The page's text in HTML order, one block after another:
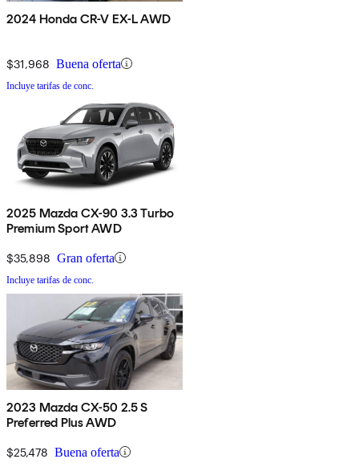
2024 Honda CR-V EX-L AWD
$31,968 Buena oferta
Incluye tarifas de conc.
2025 Mazda CX-90 3.3 Turbo
Premium Sport AWD
$35,898 Gran oferta
Incluye tarifas de conc.
2023 Mazda CX-50 2.5 S
Preferred Plus AWD
$25,478 Buena oferta